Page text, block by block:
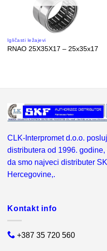
Igličasti ležajevi
RNAO 25X35X17 – 25x35x17
CLK-Interpromet d.o.o.
distributera od 1996.
da smo najveci distributer
Hercegovine,.
Kontakt info
+387 35 720 560